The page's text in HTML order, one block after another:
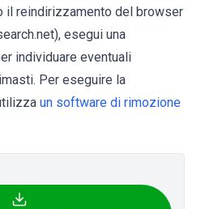
il reindirizzamento del browser
esegui una
individuare eventuali
Per eseguire la
un software di rimozione